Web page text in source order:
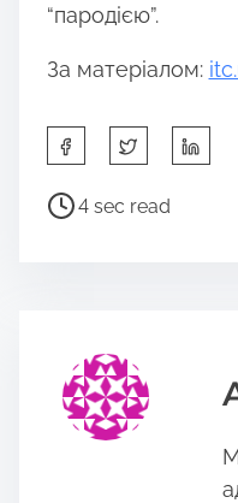
“пародією”.
За матеріалом:
h
a
P
o
4 sec read